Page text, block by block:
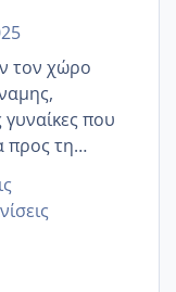
τον χώρο
που
προς τη
το 2025.
χαρές,
ή μεγάλη